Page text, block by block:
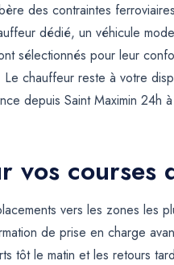
des contraintes
dédié, un véhicule
sélectionnés pour leur
chauffeur reste à votre
depuis Saint Maximin
vos courses
vers les zones les
de prise en charge
tôt le matin et les retours